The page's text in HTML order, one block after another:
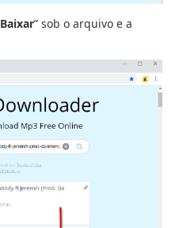
Baixar” sob o arquivo e a